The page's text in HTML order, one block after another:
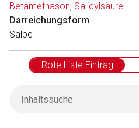
Betamethason, Salicylsäure
Darreichungsform
Salbe
Rote Liste Eintrag